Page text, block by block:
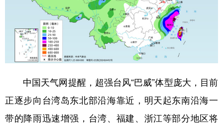
中国天气网提醒，超强台风“巴威”体型庞大，目前
正逐步向台湾岛东北部沿海靠近，明天起东南沿海一
带的降雨迅速增强，台湾、福建、浙江等部分地区将